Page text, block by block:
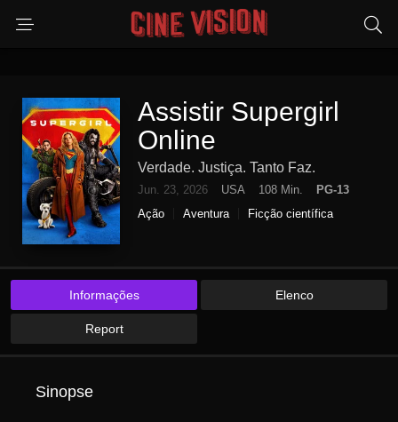
Assistir Supergirl
Online
Verdade. Justiça. Tanto Faz.
Jun. 23, 2026 USA 108 Min.
PG-13
Ação
Aventura Ficção científica
Informações Elenco
Report
Sinopse